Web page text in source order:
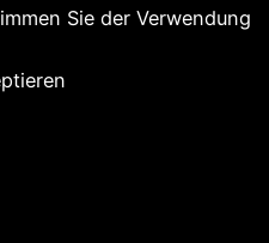
Sie der Verwendung